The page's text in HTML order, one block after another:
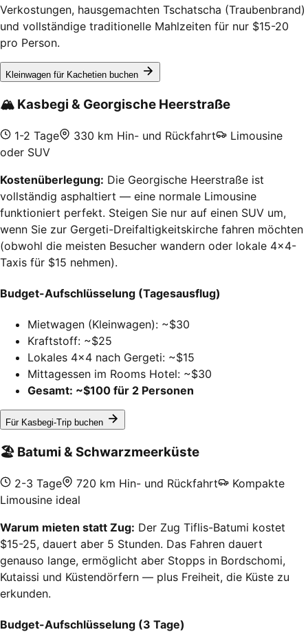
Verkostungen, hausgemachten Tschatscha (Traubenbrand)
und vollständige traditionelle Mahlzeiten für nur $15-20
pro Person.
Kleinwagen für Kachetien buchen
🏔️ Kasbegi & Georgische Heerstraße
1-2 Tage 330 km Hin- und Rückfahrt
Limousine
oder SUV
Kostenüberlegung: Die Georgische Heerstraße ist
vollständig asphaltiert — eine normale Limousine
funktioniert perfekt. Steigen Sie nur auf einen SUV um,
wenn Sie zur Gergeti-Dreifaltigkeitskirche fahren möchten
(obwohl die meisten Besucher wandern oder lokale 4x4-
Taxis für $15 nehmen).
Budget-Aufschlüsselung (Tagesausflug)
Mietwagen (Kleinwagen): ~$30
Kraftstoff: ~$25
Lokales 4x4 nach Gergeti: ~$15
Mittagessen im Rooms Hotel: ~$30
Gesamt: ~$100 für 2 Personen
Für Kasbegi-Trip buchen
🏖️ Batumi & Schwarzmeerküste
2-3 Tage 720 km Hin- und Rückfahrt
Kompakte
Limousine ideal
Warum mieten statt Zug: Der Zug Tiflis-Batumi kostet
$15-25, dauert aber 5 Stunden. Das Fahren dauert
genauso lange, ermöglicht aber Stopps in Bordschomi,
Kutaissi und Küstendörfern — plus Freiheit, die Küste zu
erkunden.
Budget-Aufschlüsselung (3 Tage)